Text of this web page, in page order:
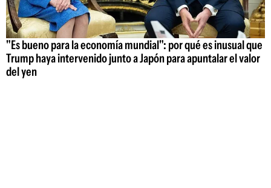
"Es bueno para la economía mundial": por qué es inusual que
Trump haya intervenido junto a Japón para apuntalar el valor
del yen